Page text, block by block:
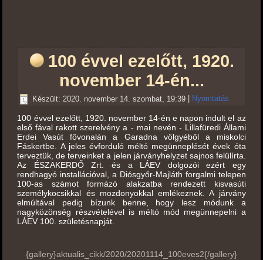
100 évvel ezelőtt, 1920.
november 14-én...
Készült: 2020. november 14. szombat, 19:39 Nyomtatás
100 évvel ezelőtt, 1920. november 14-én e napon indult el az
első fával rakott szerelvény a - mai nevén - Lillafüredi Állami
Erdei Vasút fővonalán a Garadna völgyéből a miskolci
Fáskertbe. A jeles évforduló méltó megünneplését évek óta
terveztük, de terveinket a jelen járványhelyzet sajnos felülírta.
Az ÉSZAKERDŐ Zrt. és a LÁEV dolgozói ezért egy
rendhagyó installációval, a Diósgyőr-Majláth forgalmi telepen
100-as számot formázó alakzatba rendezett kisvasúti
személykocsikkal és mozdonyokkal emlékeznek. A járvány
elmúltával pedig bízunk benne, hogy lesz módunk a
nagyközönség részvételével is méltó mód megünnepelni a
LÁEV 100. születésnapját.
{gallery}aktualis_cikk/2020/20201114_100eves2{/gallery}